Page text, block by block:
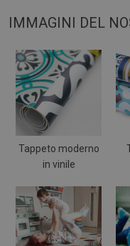
IMMAGINI DEL
Tappeto moderno
in vinile